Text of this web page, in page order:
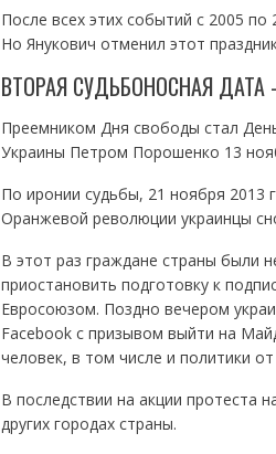
После всех этих событий с 2005
Но Янукович отменил этот
ВТОРАЯ СУДЬБОНОСНАЯ
Преемником Дня свободы стал
Украины Петром Порошенко 13
По иронии судьбы, 21 ноября 2013
Оранжевой революции украинцы
В этот раз граждане страны были
приостановить подготовку к
Евросоюзом. Поздно вечером
Facebook с призывом выйти на
человек, в том числе и политики
В последствии на акции протеста
других городах страны.